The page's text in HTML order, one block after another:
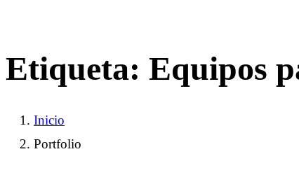
Etiqueta: Equipos
Inicio
Portfolio